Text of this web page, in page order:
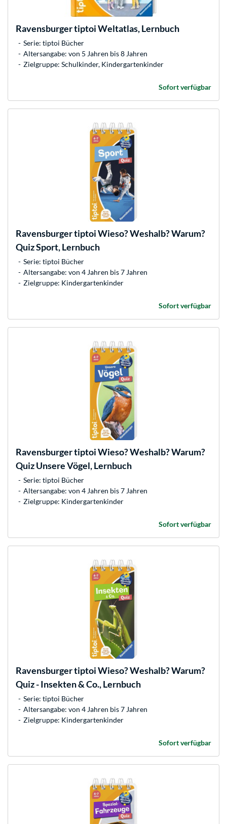
Ravensburgertiptoi Weltatlas, Lernbuch
Serie: tiptoi Bücher
Altersangabe: von 5 Jahren bis 8 Jahren
Zielgruppe: Schulkinder, Kindergartenkinder
Sofort verfügbar
Ravensburgertiptoi Wieso? Weshalb? Warum?
Quiz Sport, Lernbuch
Serie: tiptoi Bücher
Altersangabe: von 4 Jahren bis 7 Jahren
Zielgruppe: Kindergartenkinder
Sofort verfügbar
Ravensburgertiptoi Wieso? Weshalb? Warum?
Quiz Unsere Vögel, Lernbuch
Serie: tiptoi Bücher
Altersangabe: von 4 Jahren bis 7 Jahren
Zielgruppe: Kindergartenkinder
Sofort verfügbar
Ravensburgertiptoi Wieso? Weshalb? Warum?
Quiz - Insekten & Co., Lernbuch
Serie: tiptoi Bücher
Altersangabe: von 4 Jahren bis 7 Jahren
Zielgruppe: Kindergartenkinder
Sofort verfügbar